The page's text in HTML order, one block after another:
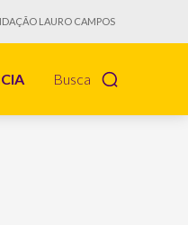
LAURO CAMPOS
Busca